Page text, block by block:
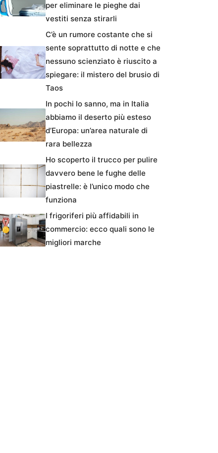
per eliminare le pieghe dai
vestiti senza stirarli
C’è un rumore costante che si
sente soprattutto di notte e che
nessuno scienziato è riuscito a
spiegare: il mistero del brusio di
Taos
In pochi lo sanno, ma in Italia
abbiamo il deserto più esteso
d’Europa: un’area naturale di
rara bellezza
Ho scoperto il trucco per pulire
davvero bene le fughe delle
piastrelle: è l’unico modo che
funziona
I frigoriferi più affidabili in
commercio: ecco quali sono le
migliori marche